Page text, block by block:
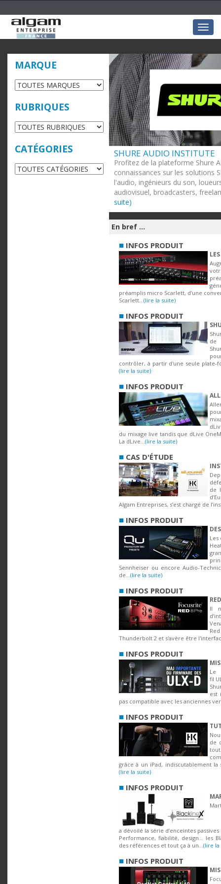
MARQUE
RUBRIQUES
CATÉGORIES SHURE AUDIO INSTITUTE
Profitez de la plateforme Shure
connaissances sur les solutions
l'audio, ingénieurs du son,
audiovisuel, broadcasters,
suite)
En bref ...
■ INFOS PRODUIT
préamplis micro Scarlett, d’une
Scarlett... (lire la suite)
■ INFOS PRODUIT
de
contrôler, à partir d'une seule plate-
(lire la suite)
■ INFOS PRODUIT
du mixage live tandis que dLive
La dLive... (lire la suite)
■ CAS D'ÉTUDE
de
Algam Entreprises, s’est chargé de
■ INFOS PRODUIT
Les
Sennheiser ou encore Audio-
de... (lire la suite)
■ INFOS PRODUIT
Il
Thunderbolt 2 et s'avère être
■ INFOS PRODUIT
Le
fil
est
pas compatible avec les anciennes
■ INFOS PRODUIT
de
grâce à un iPad, indiscutablement
(lire la suite)
■ INFOS PRODUIT
a dévoilé la série d’enceintes
Performance, fiabilité, design... les
des références et tout ça à un... (lire la
■ INFOS PRODUIT